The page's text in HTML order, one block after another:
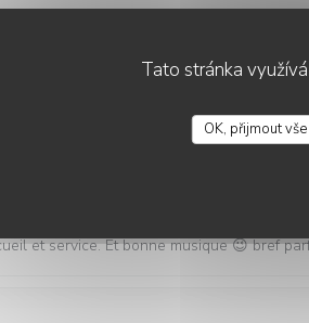
Tato stránka
OK, přijmout vše
truffe et tous leurs plats à la truffe sont
et service. Et bonne musique 😉 bref